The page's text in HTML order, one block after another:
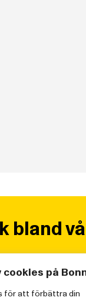
cookies på
för att förbättra din
bland